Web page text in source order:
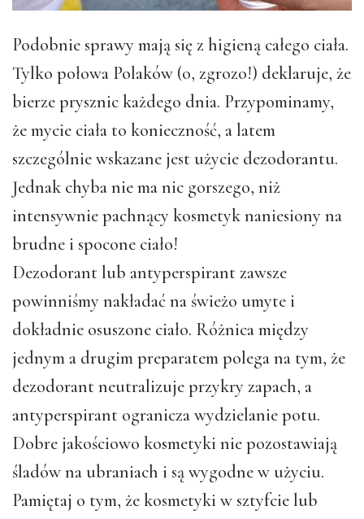
Podobnie sprawy mają się z higieną całego ciała.
Tylko połowa Polaków (o, zgrozo!) deklaruje, że
bierze prysznic każdego dnia. Przypominamy,
że mycie ciała to konieczność, a latem
szczególnie wskazane jest użycie dezodorantu.
Jednak chyba nie ma nic gorszego, niż
intensywnie pachnący kosmetyk naniesiony na
brudne i spocone ciało!
Dezodorant lub antyperspirant zawsze
powinniśmy nakładać na świeżo umyte i
dokładnie osuszone ciało. Różnica między
jednym a drugim preparatem polega na tym, że
dezodorant neutralizuje przykry zapach, a
antyperspirant ogranicza wydzielanie potu.
Dobre jakościowo kosmetyki nie pozostawiają
śladów na ubraniach i są wygodne w użyciu.
Pamiętaj o tym, że kosmetyki w sztyfcie lub